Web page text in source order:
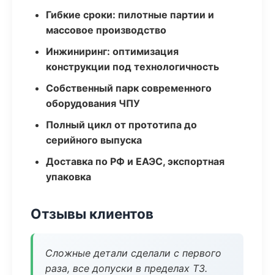
Гибкие сроки: пилотные партии и
массовое производство
Инжиниринг: оптимизация
конструкции под технологичность
Собственный парк современного
оборудования ЧПУ
Полный цикл от прототипа до
серийного выпуска
Доставка по РФ и ЕАЭС, экспортная
упаковка
Отзывы клиентов
Сложные детали сделали с первого
раза, все допуски в пределах ТЗ.